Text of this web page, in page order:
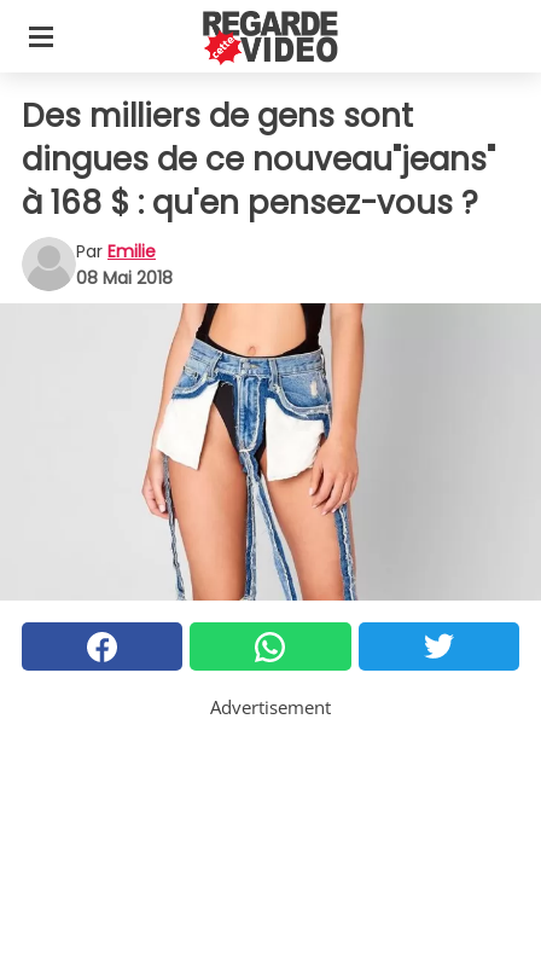
Des milliers de gens sont
dingues de ce nouveau"jeans"
à 168 $ : qu'en pensez-vous ?
Par Emilie
08 Mai 2018
Advertisement